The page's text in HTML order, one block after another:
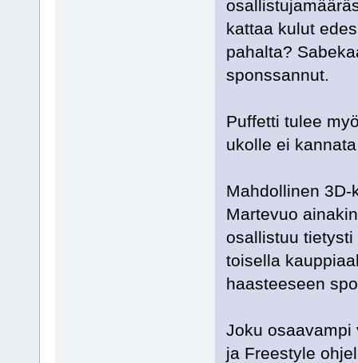
kattaa kulut
pahalta?
sponssannut.
Puffetti tulee
ukolle ei
Mahdollinen
Martevuo
osallistuu
toisella
haasteeseen
Joku osaavampi
ja Freestyle